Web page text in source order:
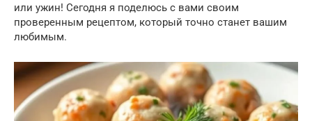
или ужин! Сегодня я поделюсь с вами своим
проверенным рецептом, который точно станет вашим
любимым.